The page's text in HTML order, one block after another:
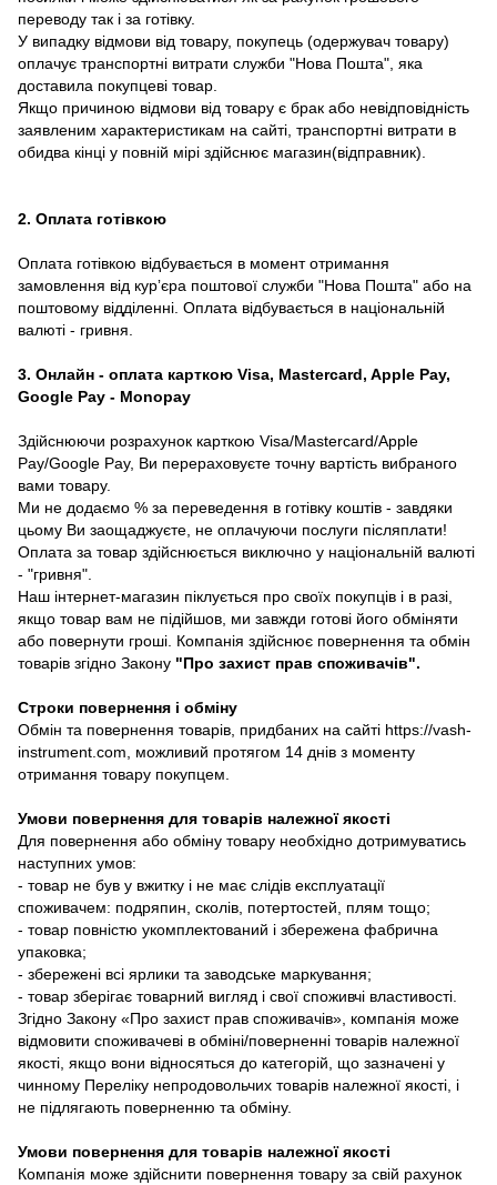
переводу так і за готівку.
У випадку відмови від товару, покупець (одержувач товару)
оплачує транспортні витрати служби "Нова Пошта", яка
доставила покупцеві товар.
Якщо причиною відмови від товару є брак або невідповідність
заявленим характеристикам на сайті, транспортні витрати в
обидва кінці у повній мірі здійснює магазин(відправник).
2. Оплата готівкою
Оплата готівкою відбувається в момент отримання
замовлення від курʼєра поштової служби "Нова Пошта" або на
поштовому відділенні. Оплата відбувається в національній
валюті - гривня.
3. Онлайн - оплата карткою Visa, Mastercard, Apple Pay,
Google Pay - Monopay
Здійснюючи розрахунок карткою Visa/Mastercard/Apple
Pay/Google Pay, Ви перераховуєте точну вартість вибраного
вами товару.
Ми не додаємо % за переведення в готівку коштів - завдяки
цьому Ви заощаджуєте, не оплачуючи послуги післяплати!
Оплата за товар здійснюється виключно у національній валюті
- "гривня".
Наш інтернет-магазин піклується про своїх покупців і в разі,
якщо товар вам не підійшов, ми завжди готові його обміняти
або повернути гроші. Компанія здійснює повернення та обмін
товарів згідно Закону "Про захист прав споживачів".
Строки повернення і обміну
Обмін та повернення товарів, придбаних на сайті https://vash-
instrument.com, можливий протягом 14 днів з моменту
отримання товару покупцем.
Умови повернення для товарів належної якості
Для повернення або обміну товару необхідно дотримуватись
наступних умов:
- товар не був у вжитку і не має слідів експлуатації
споживачем: подряпин, сколів, потертостей, плям тощо;
- товар повністю укомплектований і збережена фабрична
упаковка;
- збережені всі ярлики та заводське маркування;
- товар зберігає товарний вигляд і свої споживчі властивості.
Згідно Закону «Про захист прав споживачів», компанія може
відмовити споживачеві в обміні/поверненні товарів належної
якості, якщо вони відносяться до категорій, що зазначені у
чинному Переліку непродовольчих товарів належної якості, і
не підлягають поверненню та обміну.
Умови повернення для товарів належної якості
Компанія може здійснити повернення товару за свій рахунок